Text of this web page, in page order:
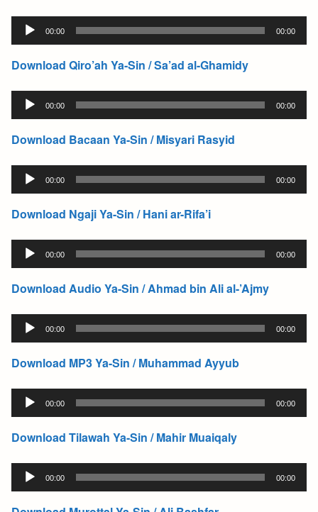
Audio
Player
00:00 00:00
Download Qiro’ah Ya-Sin / Sa’ad al-Ghamidy
Audio
Player
00:00 00:00
Download Bacaan Ya-Sin / Misyari Rasyid
Audio
Player
00:00 00:00
Download Ngaji Ya-Sin / Hani ar-Rifa’i
Audio
Player
00:00 00:00
Download Audio Ya-Sin / Ahmad bin Ali al-’Ajmy
Audio
Player
00:00 00:00
Download MP3 Ya-Sin / Muhammad Ayyub
Audio
Player
00:00 00:00
Download Tilawah Ya-Sin / Mahir Muaiqaly
Audio
Player
00:00 00:00